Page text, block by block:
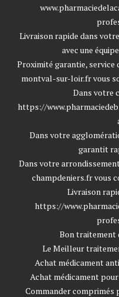
Livraison rapide dans
avec une
Proximité garantie, service
montval-sur-loir.frvous
Dans votre
https://
Dans votre
garantit
Dans votre
champdeniers.frvous
Livraison
https://
Bon traitement
Le Meilleur
Achat médicament
Achat médicament
Commander comprimés